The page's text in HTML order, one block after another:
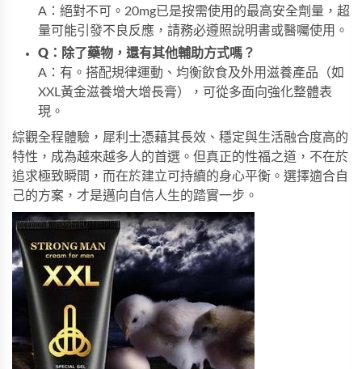
A：絕對不可。20mg已是按需使用的最高安全劑量，超
量可能引發不良反應，請務必遵照說明書或醫囑使用。
Q：除了藥物，還有其他輔助方式嗎？
A：有。搭配規律運動、均衡飲食及外用滋養產品（如
XXL黃金滋養增大增長膏），可從多面向強化整體表
現。
綜觀全程體驗，犀利士憑藉其長效、穩定與生活融合度高的
特性，成為越來越多人的首選。但真正的性福之道，不在於
追求極致瞬間，而在於建立可持續的身心平衡。選擇適合自
己的方案，才是邁向自信人生的踏實一步。